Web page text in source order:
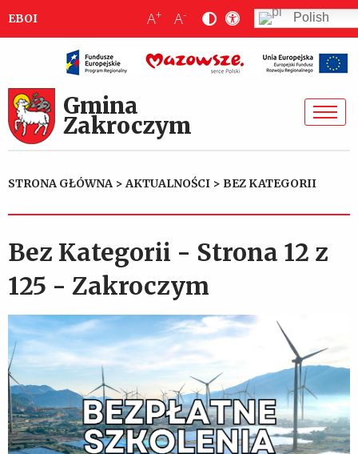
EBOI A+ A- Polish
Gmina
Zakroczym
STRONA GŁÓWNA >AKTUALNOŚCI > BEZ KATEGORII
Bez Kategorii - Strona 12 z
125 - Zakroczym